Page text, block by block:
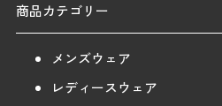
商品カテゴリー
メンズウェア
レディースウェア